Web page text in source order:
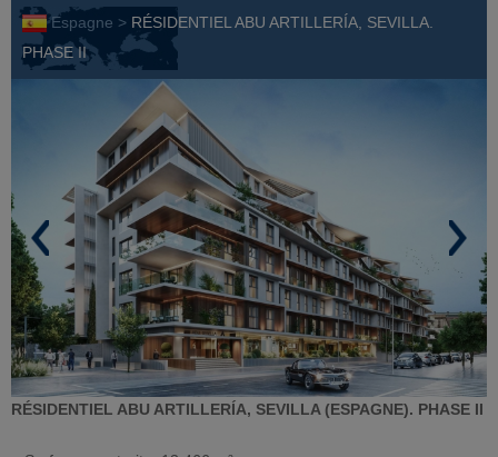
Espagne > RÉSIDENTIEL ABU ARTILLERÍA, SEVILLA.
PHASE II
RÉSIDENTIEL ABU ARTILLERÍA, SEVILLA (ESPAGNE). PHASE II